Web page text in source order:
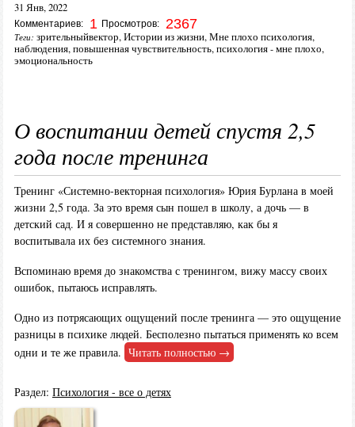
31 Янв, 2022
Комментариев: 1 Просмотров: 2367
Теги: зрительныйвектор,Истории из жизни,Мне плохо психология,
наблюдения,повышенная чувствительность,психология - мне плохо,
эмоциональность
О воспитании детей спустя 2,5
года после тренинга
Тренинг «Системно-векторная психология» Юрия Бурлана в моей
жизни 2,5 года. За это время сын пошел в школу, а дочь — в
детский сад. И я совершенно не представляю, как бы я
воспитывала их без системного знания.
Вспоминаю время до знакомства с тренингом, вижу массу своих
ошибок, пытаюсь исправлять.
Одно из потрясающих ощущений после тренинга — это ощущение
разницы в психике людей. Бесполезно пытаться применять ко всем
одни и те же правила. Читать полностью →
Раздел: Психология - все о детях